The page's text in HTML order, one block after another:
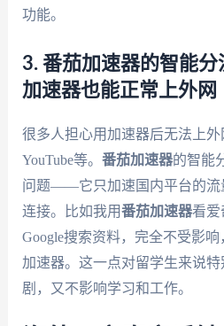
功能。
3. 番茄加速器的智能
加速器也能正常上外网
很多人担心用加速器后无法上
YouTube等。 番茄加速器的智能
问题——它只加速国内平台的流
连接。比如我用番茄加速器看爱
Google搜索资料，完全不受影
加速器。这一点对留学生来说
剧，又不影响学习和工作。